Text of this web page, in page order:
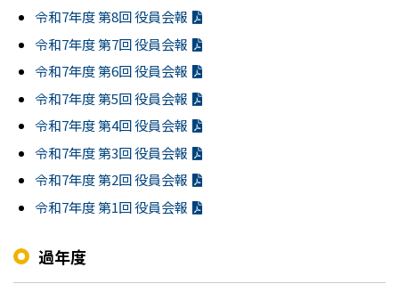
令和7年度 第8回 役員会報
令和7年度 第7回 役員会報
令和7年度 第6回 役員会報
令和7年度 第5回 役員会報
令和7年度 第4回 役員会報
令和7年度 第3回 役員会報
令和7年度 第2回 役員会報
令和7年度 第1回 役員会報
過年度